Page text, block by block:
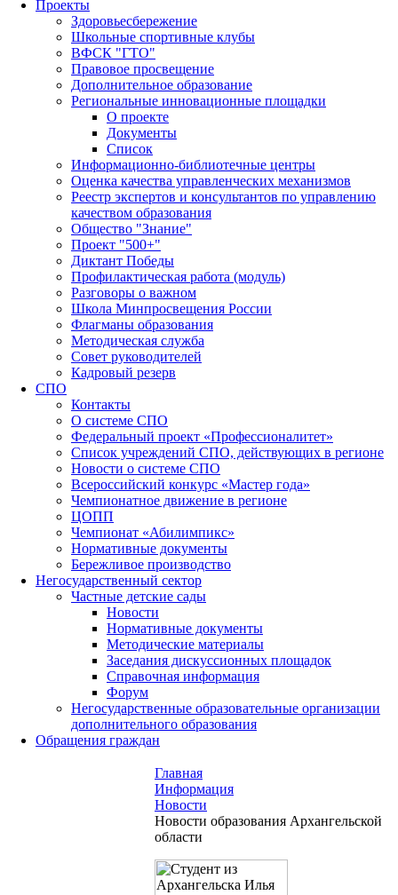
Проекты
Здоровьесбережение
Школьные спортивные клубы
ВФСК "ГТО"
Правовое просвещение
Дополнительное образование
Региональные инновационные площадки
О проекте
Документы
Список
Информационно-библиотечные центры
Оценка качества управленческих механизмов
Реестр экспертов и консультантов по управлению
качеством образования
Общество "Знание"
Проект "500+"
Диктант Победы
Профилактическая работа (модуль)
Разговоры о важном
Школа Минпросвещения России
Флагманы образования
Методическая служба
Совет руководителей
Кадровый резерв
СПО
Контакты
О системе СПО
Федеральный проект «Профессионалитет»
Список учреждений СПО, действующих в регионе
Новости о системе СПО
Всероссийский конкурс «Мастер года»
Чемпионатное движение в регионе
ЦОПП
Чемпионат «Абилимпикс»
Нормативные документы
Бережливое производство
Негосударственный сектор
Частные детские сады
Новости
Нормативные документы
Методические материалы
Заседания дискуссионных площадок
Справочная информация
Форум
Негосударственные образовательные организации
дополнительного образования
Обращения граждан
Главная
Информация
Новости
Новости образования Архангельской
области